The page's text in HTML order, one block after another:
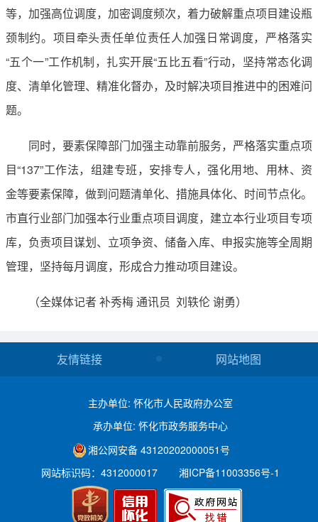
等，加强高位调度，加密调度频次，着力破解重点项目建设瓶
颈制约。项目牵头责任单位责任人加强日常调度，严格落实
“五个一”工作机制，扎实开展“五比五看”行动，坚持常态化调
度、清单化管理、精准化督办，及时解决项目推进中的困难问
题。
同时，要素保障部门加强主动靠前服务，严格落实重点项
目“137”工作法，组建专班，安排专人，强化用地、用林、资
金等要素保障，做到问题清单化、措施具体化、时间节点化。
市直行业部门加强本行业重点项目调度，建立本行业项目专项
库，负责项目谋划、立项争资、储备入库、申报实施等全周期
管理，坚持每月调度，形成合力推动项目建设。
（全媒体记者 补秀梅 通讯员 刘轶伦 谢勇）
友情链接 网站地图
主办单位: 怀化市人民政府办公室
承办单位: 怀化市政务服务中心
湘公网安备 43120202000051号
网站标识码：4312000017
湘ICP备11003356号-1